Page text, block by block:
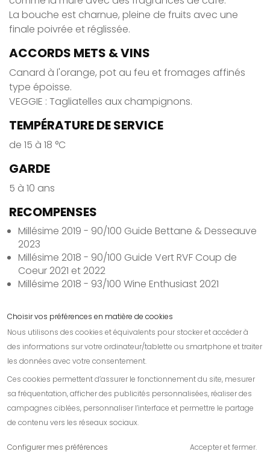
La bouche est charnue, pleine de fruits avec une
finale poivrée et réglissée.
ACCORDS METS & VINS
Canard à l'orange, pot au feu et fromages affinés
type époisse.
VEGGIE : Tagliatelles aux champignons.
TEMPÉRATURE DE SERVICE
de 15 à 18 °C
GARDE
5 à 10 ans
RECOMPENSES
Millésime 2019 - 90/100 Guide Bettane & Desseauve
2023
Millésime 2018 - 90/100 Guide Vert RVF Coup de
Coeur 2021 et 2022
Millésime 2018 - 93/100 Wine Enthusiast 2021
Contactez-nous
Informations
Nos amis
Choisir vos préférences en matière de cookies
Nous utilisons des cookies et équivalents pour stocker et accéder à
des informations sur votre ordinateur/tablette ou smartphone et traiter
les données avec votre consentement.
Ces cookies permettent d’assurer le fonctionnement du site, mesurer
sa fréquentation, afficher des publicités personnalisées, réaliser des
campagnes ciblées, personnaliser l’interface et permettre le partage
de contenu vers les réseaux sociaux.
Configurer mes préférences Accepter et fermer.